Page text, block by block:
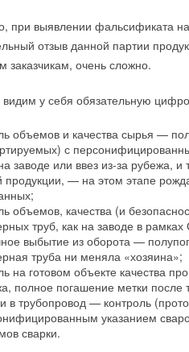
при выявлении фальсификата
отзыв данной партии
заказчикам, очень сложно.
у себя обязательную
объемов и качества сырья —
с
заводе или ввез из-за рубежа, и
продукции, — на этом этапе
объемов, качества (и
труб, как на заводе в
выбытие из оборота —
труба ни меняла «хозяина»;
на готовом объекте качества
полное погашение метки после
в трубопровод — контроль
указанием
сварки.
энергетики.
от большинства
солнечные электростанции
все разделяют оптимизм по
В январе NASA опубликовало
этой технологии.
электростанций, а
для этих процессов, делают
Ее себестоимость
как стоимость энергии с
составляет всего 5 центов
след производства
парниковых газов, выделяемые